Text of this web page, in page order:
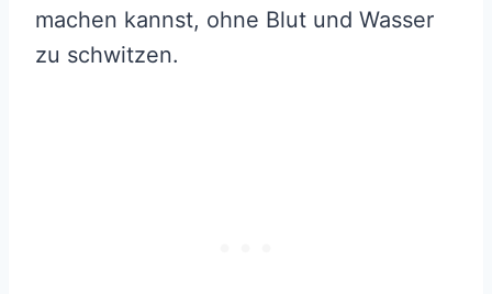
machen kannst, ohne Blut und Wasser
zu schwitzen.